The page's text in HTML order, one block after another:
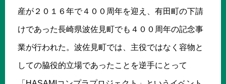
産が２０１６年で４００周年を迎え、有田町の下請
けであった長崎県波佐見町でも４００周年の記念事
業が行われた。波佐見町では、主役ではなく容物と
しての脇役的立場であったことを逆手にとって